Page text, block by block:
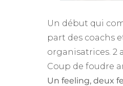
Un début qui
part des coachs
organisatrices. 2
Coup de foudre
Un feeling, deux